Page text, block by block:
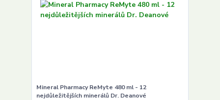
Mineral Pharmacy ReMyte 480 ml - 12
nejdůležitějších minerálů Dr. Deanové